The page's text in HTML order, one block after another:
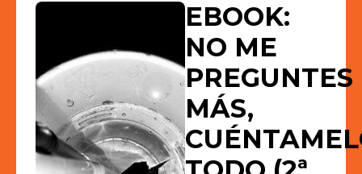
EBOOK:
NO ME
PREGUNTES
MÁS,